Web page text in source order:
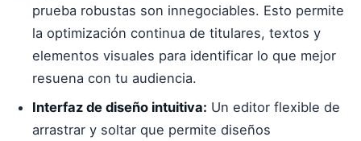
prueba robustas son innegociables. Esto permite
la optimización continua de titulares, textos y
elementos visuales para identificar lo que mejor
resuena con tu audiencia.
Interfaz de diseño intuitiva: Un editor flexible de
arrastrar y soltar que permite diseños